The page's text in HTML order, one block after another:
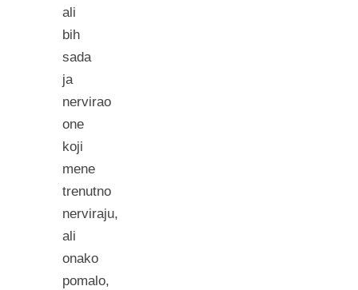
ali
bih
sada
ja
nervirao
one
koji
mene
trenutno
nerviraju,
ali
onako
pomalo,